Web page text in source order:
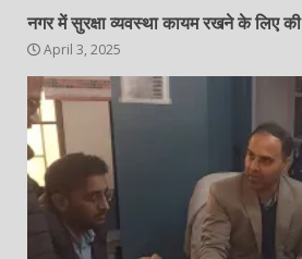
नगर में सुरक्षा व्यवस्था कायम रखने के लिए
April 3, 2025